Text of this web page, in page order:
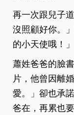
再一次跟兒子
沒照顧好你。
的小天使哦！」
蕭姓爸爸的臉
片，他曾因離
愛。」卻也承
爸在，再累也